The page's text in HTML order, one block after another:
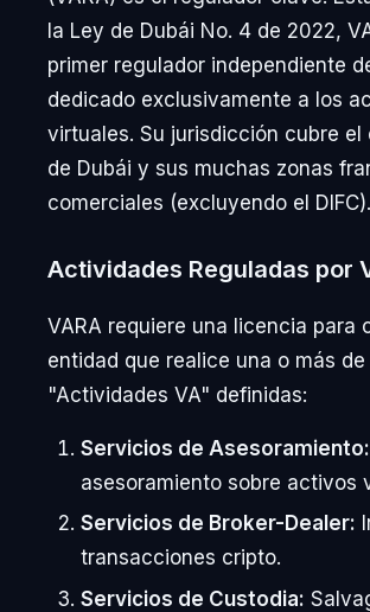
la Ley de Dubái No. 4 de 2022,
primer regulador independiente
dedicado exclusivamente a los
virtuales. Su jurisdicción cubre el
de Dubái y sus muchas zonas
comerciales (excluyendo el DIFC).
Actividades Reguladas por
VARA requiere una licencia para
entidad que realice una o más
"Actividades VA" definidas:
Servicios de Asesoramiento:
asesoramiento sobre activos
Servicios de Broker-Dealer:
transacciones cripto.
Servicios de Custodia: